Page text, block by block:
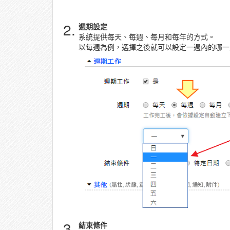
2. 週期設定
系統提供每天、每週、每月和每年的方式。
以每週為例，選擇之後就可以設定一週內的哪
結束條件